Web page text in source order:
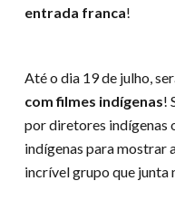
entrada franca!
Até o dia 19 de julho,
com filmes indígenas!
por diretores indígenas
indígenas para mostrar
incrível grupo que junta